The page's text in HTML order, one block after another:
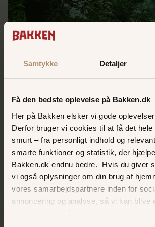
Samtykke Detaljer
Få den bedste oplevelse på Bakken.dk
Her på Bakken elsker vi gode
Derfor bruger vi cookies til at få det
smurt – fra personligt indhold og
smarte funktioner og statistik, der
Bakken.dk endnu bedre. Hvis du giver
vi også oplysninger om din brug af
vores samarbejdspartnere inden for
annoncering og analyse, så vi kan blive
næste gang, du besøger os.
Skovtur
Tag en pause i Dyrehaven, når
bliver for meget
LÆS MERE HER